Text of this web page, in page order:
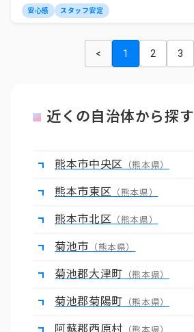
安心感 スタッフ安定
< 1 2 3
近くの自治体から探す
熊本市中央区 （熊本県）
熊本市東区 （熊本県）
熊本市北区 （熊本県）
菊池市 （熊本県）
菊池郡大津町 （熊本県）
菊池郡菊陽町 （熊本県）
阿蘇郡西原村 （熊本県）